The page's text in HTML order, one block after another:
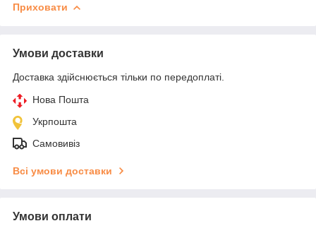
Приховати
Умови доставки
Доставка здійснюється тільки по передоплаті.
Нова Пошта
Укрпошта
Самовивіз
Всі умови доставки
Умови оплати